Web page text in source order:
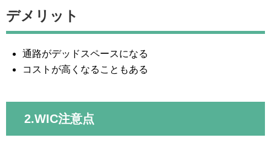
デメリット
通路がデッドスペースになる
コストが高くなることもある
2.WIC注意点